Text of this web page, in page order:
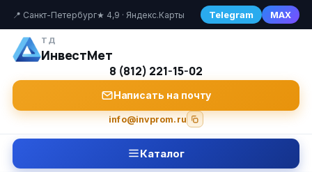
📍 Санкт-Петербург★ 4,9 · Яндекс.Карты Telegram MAX
ТД
ИнвестМет
8 (812) 221-15-02
Написать на почту
info@invprom.ru
Каталог